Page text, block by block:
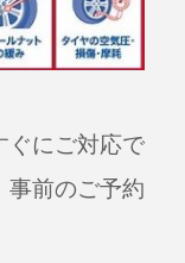
ぐにご対応で
事前のご予約